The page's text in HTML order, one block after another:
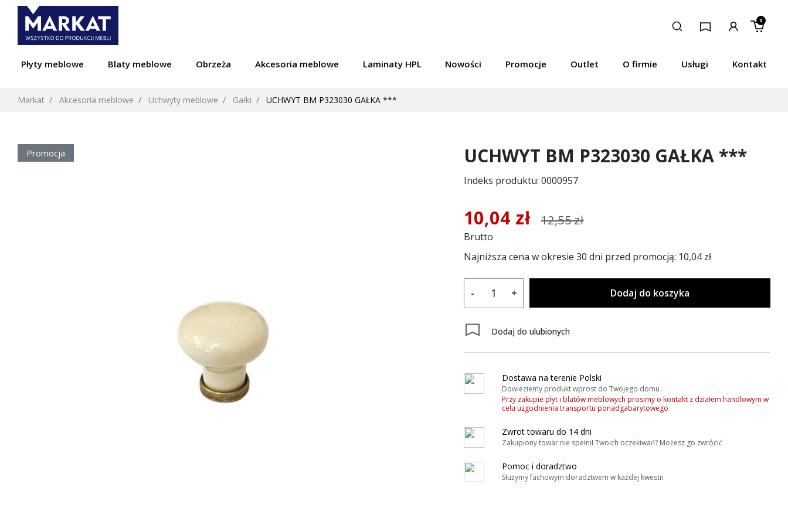
Płyty meblowe Blaty meblowe Obrzeża Akcesoria meblowe Laminaty HPL Nowości Promocje Outlet O firmie Usługi Kontakt
0
Markat Akcesoria meblowe Uchwyty meblowe Gałki UCHWYT BM P323030 GAŁKA ***
Promocja UCHWYT BM P323030 GAŁKA ***
Indeks produktu: 0000957
10,04 zł 12,55 zł
Brutto
Najniższa cena w okresie 30 dni przed promocją: 10,04 zł
- + Dodaj do koszyka
Dodaj do ulubionych
Dostawa na terenie Polski
Dowieziemy produkt wprost do Twojego domu
Przy zakupie płyt i blatów meblowych prosimy o kontakt z działem handlowym w
celu uzgodnienia transportu ponadgabarytowego
Zwrot towaru do 14 dni
Zakupiony towar nie spełnił Twoich oczekiwań? Możesz go zwrócić
Pomoc i doradztwo
Służymy fachowym doradztwem w każdej kwestii